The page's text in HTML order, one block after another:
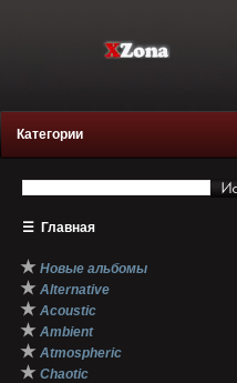
Категории
☰ Главная
★ Новые альбомы
★ Alternative
★ Acoustic
★ Ambient
★ Atmospheric
★ Chaotic